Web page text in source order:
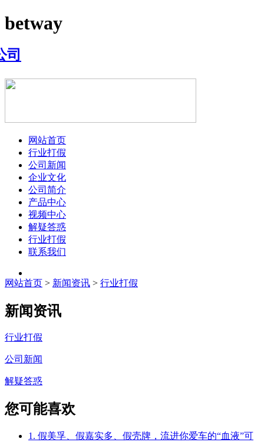
betway
网站首页
行业打假
公司新闻
企业文化
公司简介
产品中心
视频中心
解疑答惑
行业打假
联系我们
网站首页 > 新闻资讯 > 行业打假
新闻资讯
行业打假
公司新闻
解疑答惑
您可能喜欢
1. 假美孚、假嘉实多、假壳牌，流进你爱车的“血液”可